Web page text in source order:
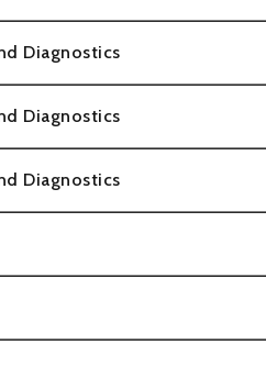
Diagnostics
Diagnostics
Diagnostics